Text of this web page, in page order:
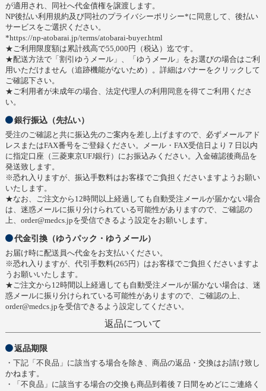
が適用され、同社へ代金債権を譲渡します。
NP後払い利用規約及び同社のプライバシーポリシー*に同意して、後払い
サービスをご選択ください。
*https://np-atobarai.jp/terms/atobarai-buyer.html
★ご利用限度額は累計残高で55,000円（税込）迄です。
★配送方法で「割引ゆうメール」、「ゆうメール」をお選びの場合はご利
用いただけません（追跡機能がないため）。詳細はバナーをクリックして
ご確認下さい。
★ご利用者が未成年の場合、法定代理人の利用同意を得てご利用くださ
い。
銀行振込（先払い）
受注のご確認と共に振込先のご案内を差し上げますので、必ずメールアド
レスまたはFAX番号をご登録ください。メール・FAX受信日より７日以内
に指定口座（三菱東京UFJ銀行）にお振込みください。入金確認後商品を
発送致します。
※恐れ入りますが、振込手数料はお客様でご負担くださいますようお願い
いたします。
★なお、ご注文から12時間以上経過しても自動受注メールが届かない場合
は、迷惑メールに振り分けられている可能性がありますので、ご確認の
上、order@medcs.jpを受信できるよう設定をお願いします。
代金引換（ゆうパック・ゆうメール）
お届け時に配送員へ代金をお支払いください。
※恐れ入りますが、代引手数料(265円）はお客様でご負担くださいますよ
うお願いいたします。
★ご注文から12時間以上経過しても自動受注メールが届かない場合は、迷
惑メールに振り分けられている可能性がありますので、ご確認の上、
order@medcs.jpを受信できるよう設定してください。
返品について
返品期限
・下記「不良品」に該当する場合を除き、商品の返品・交換はお請け致し
かねます。
・「不良品」に該当する場合の交換も商品到着後７日間をめどにご連絡く